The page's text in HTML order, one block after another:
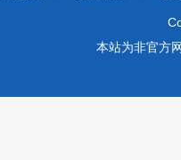
本站为非官方